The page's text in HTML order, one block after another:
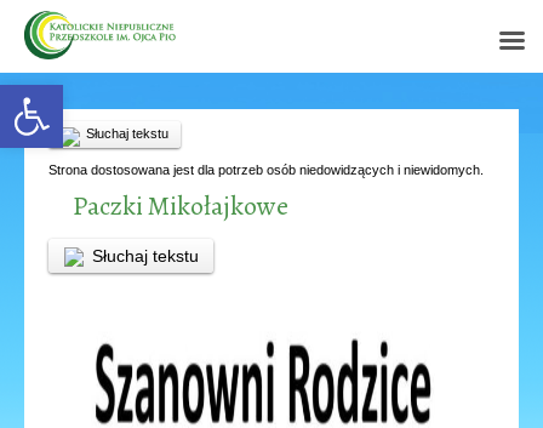
Open toolbar
Słuchaj tekstu
Strona dostosowana jest dla potrzeb osób niedowidzących i niewidomych.
Paczki Mikołajkowe
Słuchaj tekstu